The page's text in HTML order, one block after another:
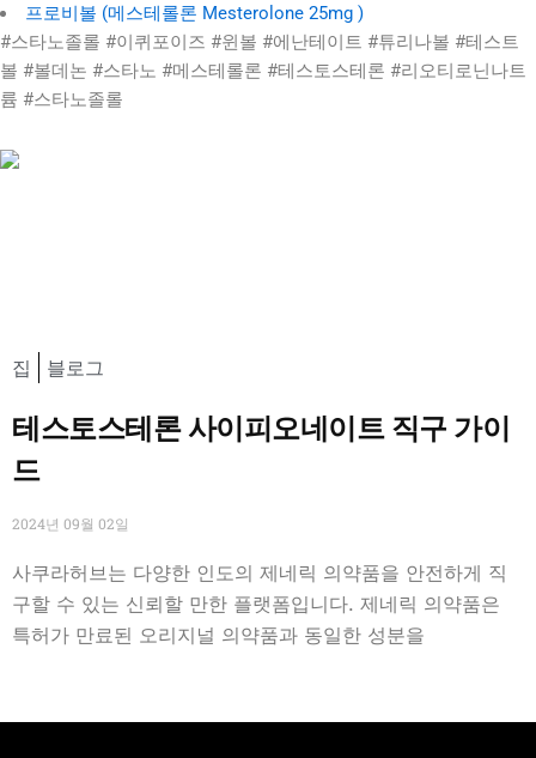
프로비볼 (메스테롤론 Mesterolone 25mg )
#스타노졸롤 #이퀴포이즈 #윈볼 #에난테이트 #튜리나볼 #테스트
볼 #볼데논 #스타노 #메스테롤론 #테스토스테론 #리오티로닌나트
륨 #스타노졸롤
집 블로그
테스토스테론 사이피오네이트 직구 가이
드
2024년 09월 02일
사쿠라허브는 다양한 인도의 제네릭 의약품을 안전하게 직
구할 수 있는 신뢰할 만한 플랫폼입니다. 제네릭 의약품은
특허가 만료된 오리지널 의약품과 동일한 성분을